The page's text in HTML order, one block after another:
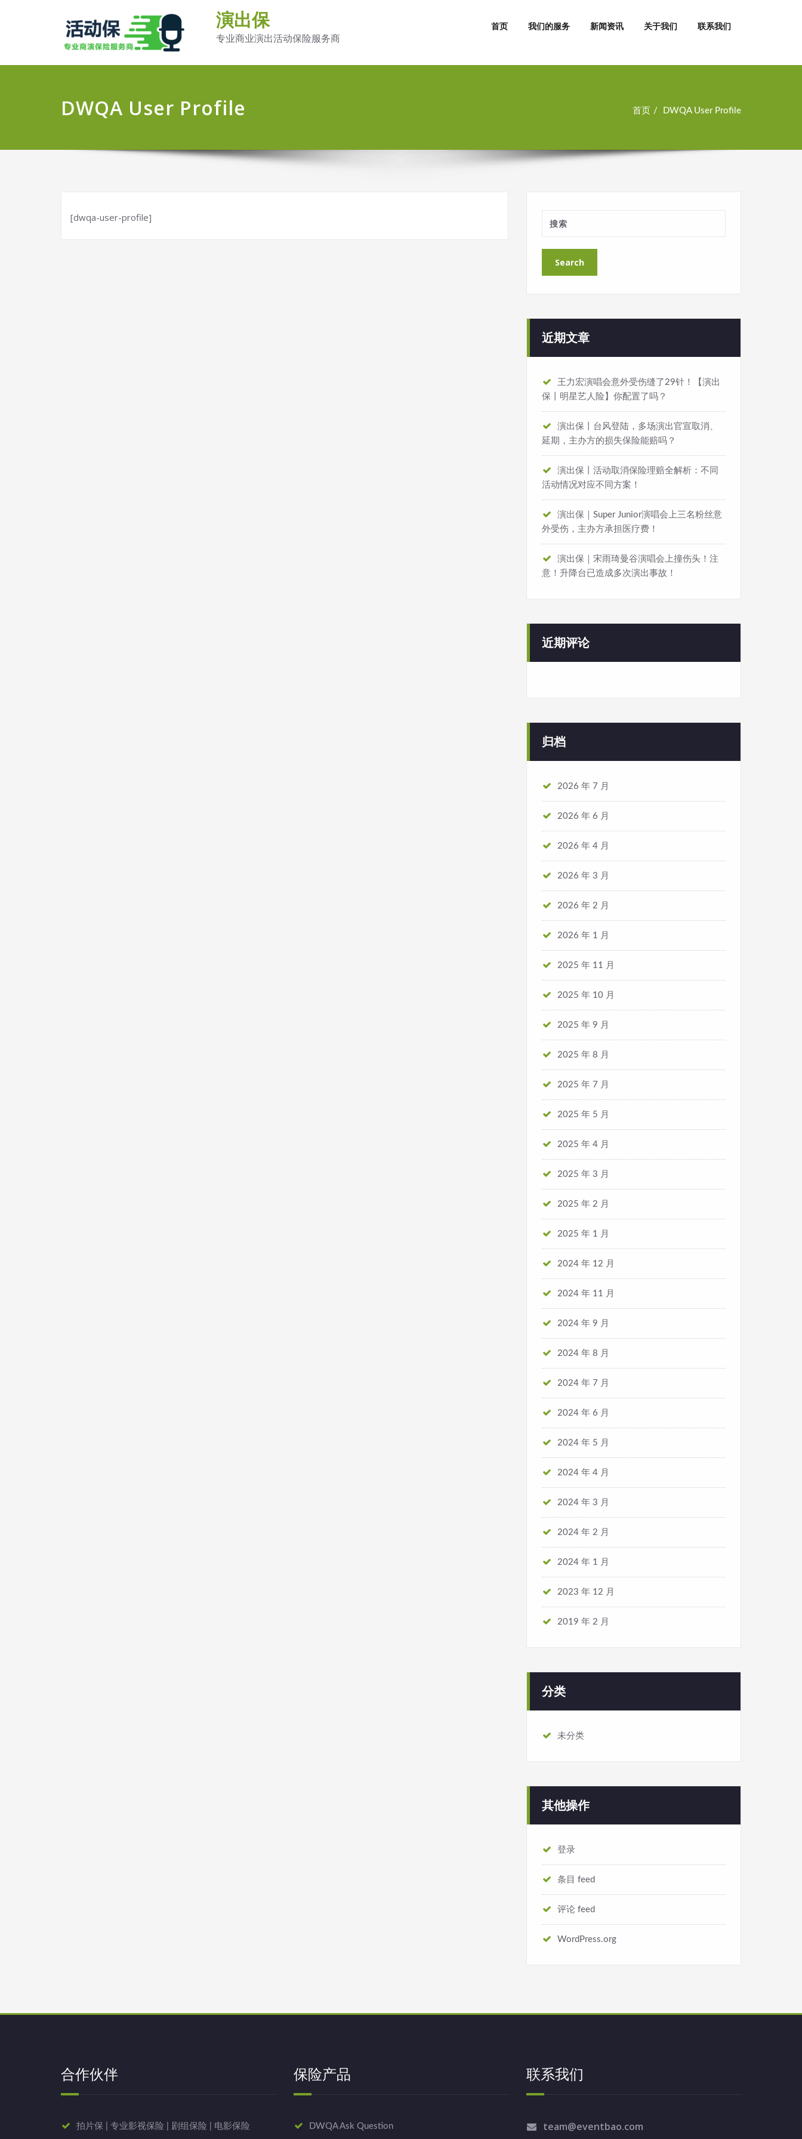
演出保
专业商业演出活动保险服务商
首页 我们的服务 新闻资讯 关于我们 联系我们
DWQA User Profile 首页 DWQA User Profile
[dwqa-user-profile]
近期文章
王力宏演唱会意外受伤缝了29针！【演出
保丨明星艺人险】你配置了吗？
演出保丨台风登陆，多场演出官宣取消、
延期，主办方的损失保险能赔吗？
演出保丨活动取消保险理赔全解析：不同
活动情况对应不同方案！
演出保｜Super Junior演唱会上三名粉丝意
外受伤，主办方承担医疗费！
演出保｜宋雨琦曼谷演唱会上撞伤头！注
意！升降台已造成多次演出事故！
近期评论
归档
2026 年 7 月
2026 年 6 月
2026 年 4 月
2026 年 3 月
2026 年 2 月
2026 年 1 月
2025 年 11 月
2025 年 10 月
2025 年 9 月
2025 年 8 月
2025 年 7 月
2025 年 5 月
2025 年 4 月
2025 年 3 月
2025 年 2 月
2025 年 1 月
2024 年 12 月
2024 年 11 月
2024 年 9 月
2024 年 8 月
2024 年 7 月
2024 年 6 月
2024 年 5 月
2024 年 4 月
2024 年 3 月
2024 年 2 月
2024 年 1 月
2023 年 12 月
2019 年 2 月
分类
未分类
其他操作
登录
条目 feed
评论 feed
WordPress.org
合作伙伴
拍片保 | 专业影视保险 | 剧组保险 | 电影保险
保险产品
DWQA Ask Question
联系我们
team@eventbao.com